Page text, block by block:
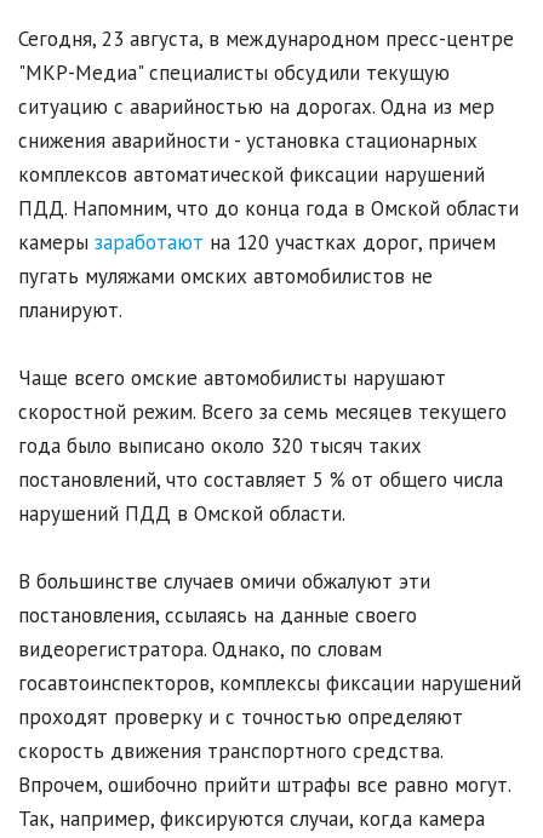
Сегодня, 23 августа, в международном пресс-центре
"МКР-Медиа" специалисты обсудили текущую
ситуацию с аварийностью на дорогах. Одна из мер
снижения аварийности - установка стационарных
комплексов автоматической фиксации нарушений
ПДД. Напомним, что до конца года в Омской области
камеры заработают на 120 участках дорог, причем
пугать муляжами омских автомобилистов не
планируют.
Чаще всего омские автомобилисты нарушают
скоростной режим. Всего за семь месяцев текущего
года было выписано около 320 тысяч таких
постановлений, что составляет 5 % от общего числа
нарушений ПДД в Омской области.
В большинстве случаев омичи обжалуют эти
постановления, ссылаясь на данные своего
видеорегистратора. Однако, по словам
госавтоинспекторов, комплексы фиксации нарушений
проходят проверку и с точностью определяют
скорость движения транспортного средства.
Впрочем, ошибочно прийти штрафы все равно могут.
Так, например, фиксируются случаи, когда камера